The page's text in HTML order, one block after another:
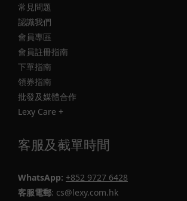
常見問題
認識我們
會員專區
會員註冊指南
下單指南
領券指南
批發及媒體合作
Lexy Care +
客服及截單時間
WhatsApp: +852 9727 6428
客服電郵: cs@lexy.com.hk